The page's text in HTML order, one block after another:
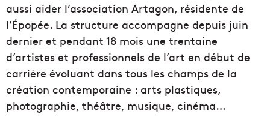
aussi aider l’association Artagon, résidente de
l’Épopée. La structure accompagne depuis juin
dernier et pendant 18 mois une trentaine
d’artistes et professionnels de l’art en début de
carrière évoluant dans tous les champs de la
création contemporaine : arts plastiques,
photographie, théâtre, musique, cinéma…